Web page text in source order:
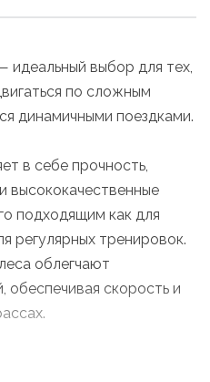
идеальный выбор для тех,
по сложным
динамичными поездками.
в себе прочность,
высококачественные
подходящим как для
регулярных тренировок.
облегчают
обеспечивая скорость и